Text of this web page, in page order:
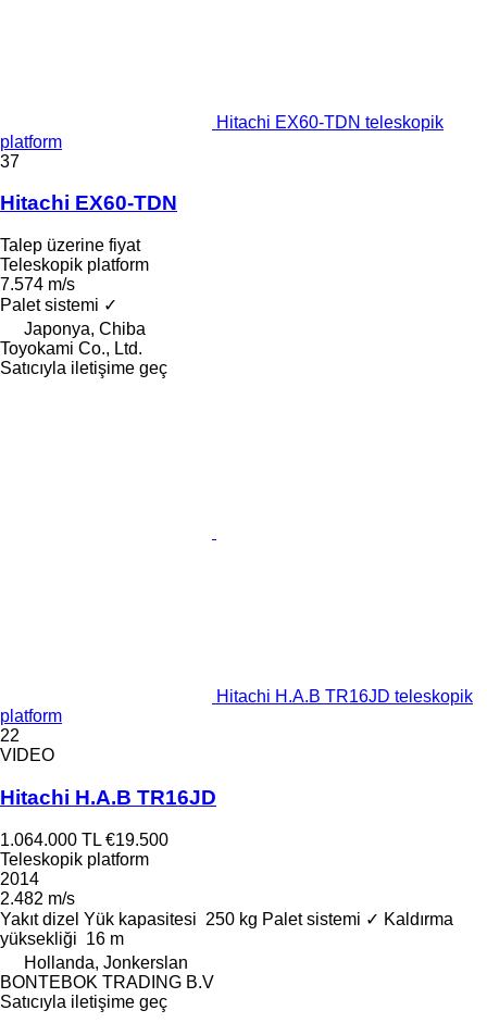
Hitachi EX60-TDN teleskopik
platform
37
Hitachi EX60-TDN
Talep üzerine fiyat
Teleskopik platform
7.574 m/s
Palet sistemi ✓
Japonya, Chiba
Toyokami Co., Ltd.
Satıcıyla iletişime geç
Hitachi H.A.B TR16JD teleskopik
platform
22
VIDEO
Hitachi H.A.B TR16JD
1.064.000 TL €19.500
Teleskopik platform
2014
2.482 m/s
Yakıt dizel Yük kapasitesi 250 kg Palet sistemi ✓ Kaldırma
yüksekliği 16 m
Hollanda, Jonkerslan
BONTEBOK TRADING B.V
Satıcıyla iletişime geç